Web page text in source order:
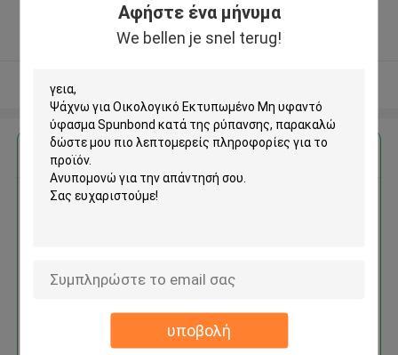
Αφήστε ένα μήνυμα
We bellen je snel terug!
υποβολή
5.0
Ελεγχμένος προμηθευτής
Αποκτήστε την καλύτερη τιμή για
Οικολογικό Εκτυπωμένο Μη
Να συνεχίσει